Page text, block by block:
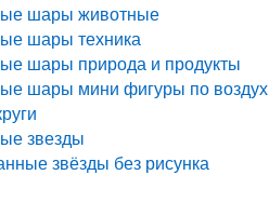
шары животные
шары техника
шары природа и продукты
шары мини фигуры по воздух
звезды
звёзды без рисунка